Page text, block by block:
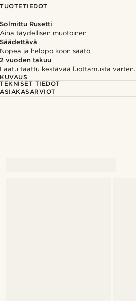
TUOTETIEDOT
Solmittu Rusetti
Aina täydellisen muotoinen
Säädettävä
Nopea ja helppo koon säätö
2 vuoden takuu
Laatu taattu kestävää luottamusta varten.
KUVAUS
TEKNISET TIEDOT
ASIAKASARVIOT